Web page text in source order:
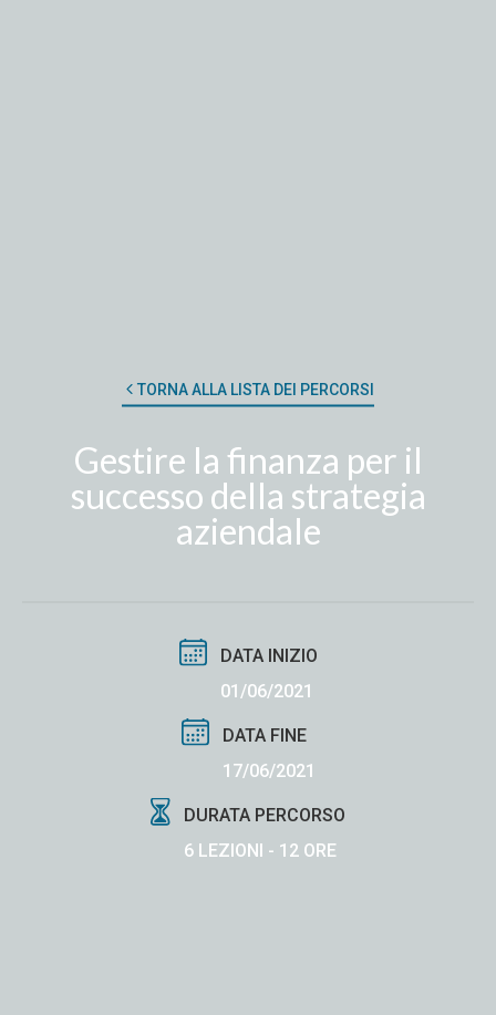
TORNA ALLA LISTA DEI PERCORSI
Gestire la finanza per il
successo della strategia
aziendale
DATA INIZIO
01/06/2021
DATA FINE
17/06/2021
DURATA PERCORSO
6 LEZIONI - 12 ORE